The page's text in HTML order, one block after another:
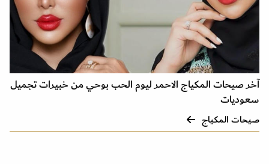
آخر صيحات المكياج الاحمر ليوم الحب بوحي من خبيرات تجميل
سعوديات
صيحات المكياج